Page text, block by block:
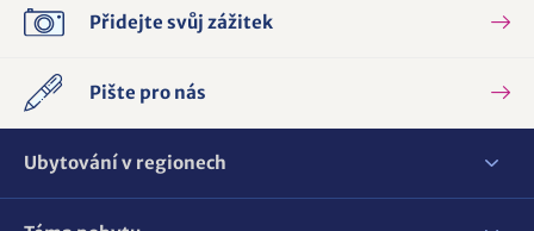
Přidejte svůj zážitek
Pište pro nás
Ubytování v regionech